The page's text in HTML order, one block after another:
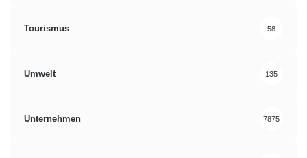
Tourismus 58
Umwelt 135
Unternehmen 7875